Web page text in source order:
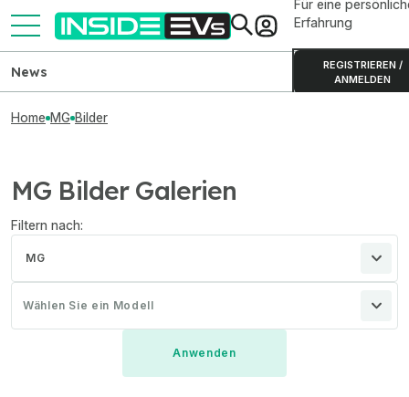
Für eine
Erfahrung
REGISTRIEREN /
ANMELDEN
News
Home MG Bilder
MG Bilder Galerien
Filtern nach:
MG
Wählen Sie ein Modell